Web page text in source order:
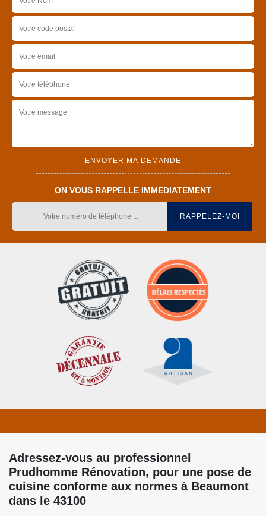
ON VOUS RAPPELLE IMMEDIATEMENT
Adressez-vous au professionnel
Prudhomme Rénovation, pour une pose de
cuisine conforme aux normes à Beaumont
dans le 43100